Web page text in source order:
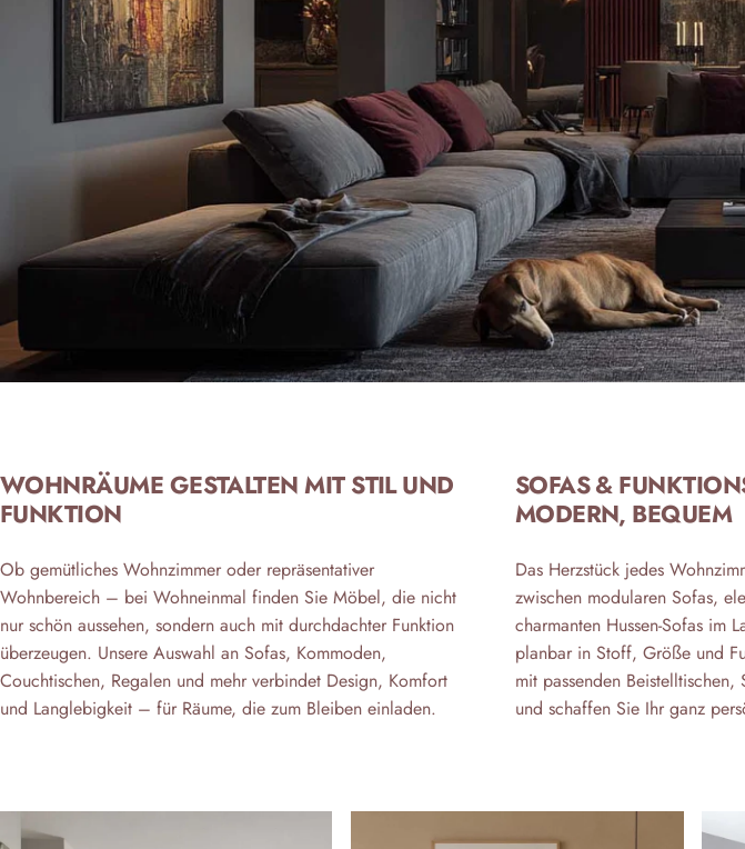
WOHNRÄUME GESTALTEN MIT STIL UND
FUNKTION
Ob gemütliches Wohnzimmer oder repräsentativer
Wohnbereich – bei Wohneinmal finden Sie Möbel, die nicht
nur schön aussehen, sondern auch mit durchdachter Funktion
überzeugen. Unsere Auswahl an Sofas, Kommoden,
Couchtischen, Regalen und mehr verbindet Design, Komfort
und Langlebigkeit – für Räume, die zum Bleiben einladen.
SOFAS &
MODERN, BEQUEM
Das Herzstück jedes
zwischen modularen Sofas,
charmanten Hussen-Sofas im
planbar in Stoff, Größe und
mit passenden
und schaffen Sie Ihr ganz